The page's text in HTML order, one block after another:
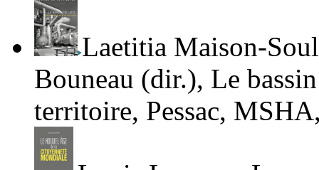
Laetitia Maison-
Bouneau (dir.), Le
territoire, Pessac,